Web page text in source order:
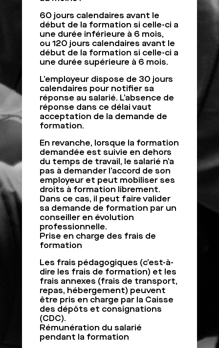
60 jours calendaires avant le
début de la formation si celle-ci a
une durée inférieure à 6 mois,
ou 120 jours calendaires avant le
début de la formation si celle-ci a
une durée supérieure à 6 mois.
L’employeur dispose de 30 jours
calendaires pour notifier sa
réponse au salarié. L’absence de
réponse dans ce délai vaut
acceptation de la demande de
formation.
En revanche, lorsque la formation
demandée est suivie en dehors
du temps de travail, le salarié n’a
pas à demander l’accord de son
employeur et peut mobiliser ses
droits à formation librement.
Dans ce cas, il peut faire valider
sa demande de formation par un
conseiller en évolution
professionnelle.
Prise en charge des frais de
formation
Les frais pédagogiques (c’est-à-
dire les frais de formation) et les
frais annexes (frais de transport,
repas, hébergement) peuvent
être pris en charge par la Caisse
des dépôts et consignations
(CDC).
Rémunération du salarié
pendant la formation